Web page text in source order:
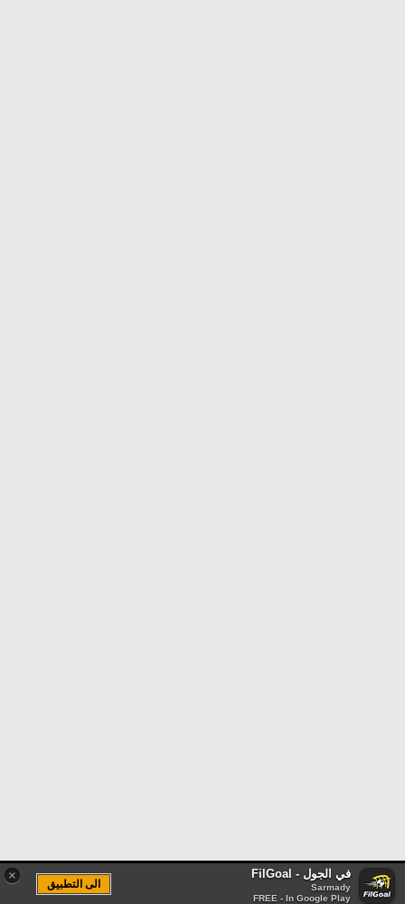
× في الجول - FilGoal
Sarmady
FREE - In Google Play
الى التطبيق